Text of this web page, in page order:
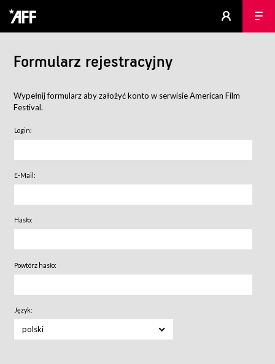
Formularz rejestracyjny
Wypełnij formularz aby założyć konto w serwisie American Film
Festival.
Login:
E-Mail:
Hasło:
Powtórz hasło:
Język:
polski